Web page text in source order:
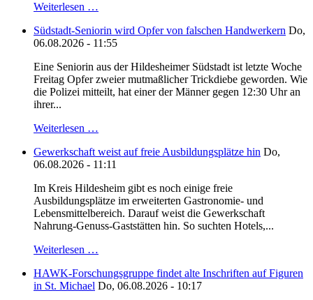
Weiterlesen …
Südstadt-Seniorin wird Opfer von falschen Handwerkern Do,
06.08.2026 - 11:55
Eine Seniorin aus der Hildesheimer Südstadt ist letzte Woche
Freitag Opfer zweier mutmaßlicher Trickdiebe geworden. Wie
die Polizei mitteilt, hat einer der Männer gegen 12:30 Uhr an
ihrer...
Weiterlesen …
Gewerkschaft weist auf freie Ausbildungsplätze hin Do,
06.08.2026 - 11:11
Im Kreis Hildesheim gibt es noch einige freie
Ausbildungsplätze im erweiterten Gastronomie- und
Lebensmittelbereich. Darauf weist die Gewerkschaft
Nahrung-Genuss-Gaststätten hin. So suchten Hotels,...
Weiterlesen …
HAWK-Forschungsgruppe findet alte Inschriften auf Figuren
in St. Michael Do, 06.08.2026 - 10:17